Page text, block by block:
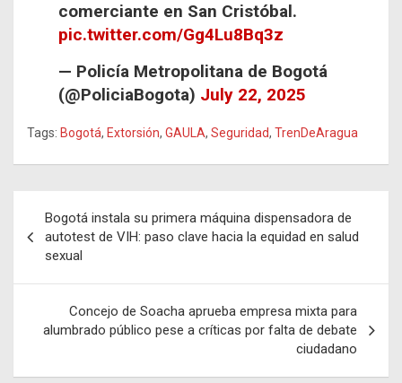
comerciante en San Cristóbal.
pic.twitter.com/Gg4Lu8Bq3z
— Policía Metropolitana de Bogotá
(@PoliciaBogota) July 22, 2025
Tags: Bogotá, Extorsión, GAULA, Seguridad, TrenDeAragua
de
entradas
Bogotá instala su primera máquina dispensadora de
autotest de VIH: paso clave hacia la equidad en salud
sexual
Concejo de Soacha aprueba empresa mixta para
alumbrado público pese a críticas por falta de debate
ciudadano